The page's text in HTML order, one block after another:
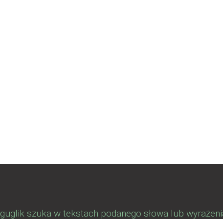
guglik szuka w tekstach podanego słowa lub